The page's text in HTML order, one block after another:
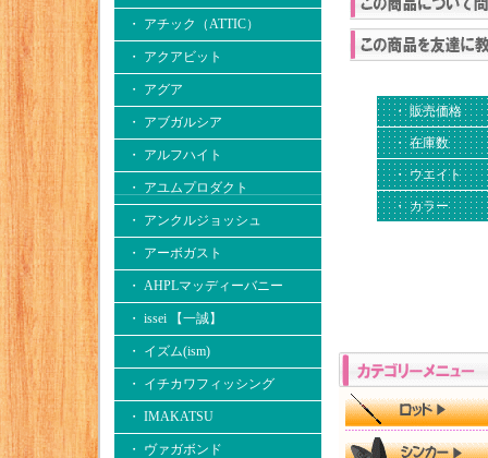
・ アチック（ATTIC）
・ アクアビット
・ アグア
・ アブガルシア
・ アルフハイト
・ アユムプロダクト
・ アンクルジョッシュ
・ アーボガスト
・ AHPLマッディーバニー
・ issei 【一誠】
・ イズム(ism)
・ イチカワフィッシング
・ IMAKATSU
・ ヴァガボンド
・ 販売価格
・ 在庫数
・ ウエイト
・ カラー